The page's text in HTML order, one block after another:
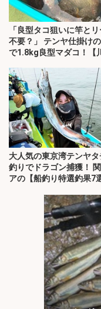
「良型タコ狙いに竿と
不要？」 テンヤ仕掛け
で1.8kg良型マダコ！【
大人気の東京湾テンヤタ
釣りでドラゴン捕獲！
アの【船釣り特選釣果7